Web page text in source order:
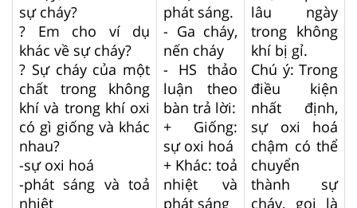
sự cháy?
? Em cho ví dụ
khác về sự cháy?
? Sự cháy của một
chất trong không
khí và trong khí oxi
có gì giống và khác
nhau?
-sự oxi hoá
-phát sáng và toả
nhiệt
phát sáng.
- Ga cháy,
nến cháy
- HS thảo
luận theo
bàn trả lời:
+ Giống:
sự oxi hoá
+ Khác: toả
nhiệt và
phát sáng
lâu ngày
trong không
khí bị gỉ.
Chú ý: Trong
điều kiện
nhất định,
sự oxi hoá
chậm có thể
chuyển
thành sự
cháy, gọi là